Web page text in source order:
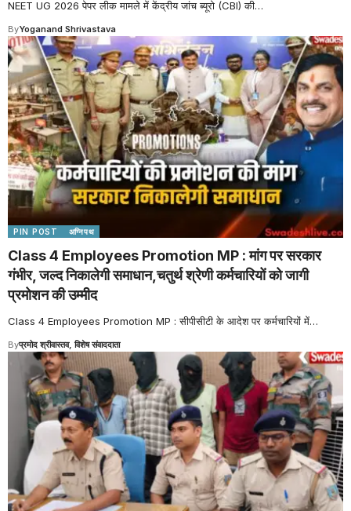
NEET UG 2026 पेपर लीक मामले में केंद्रीय जांच ब्यूरो (CBI) की…
ByYoganand Shrivastava
PIN POST अग्निपथ
Class 4 Employees Promotion MP : मांग पर सरकार
गंभीर, जल्द निकालेगी समाधान,चतुर्थ श्रेणी कर्मचारियों को जागी
प्रमोशन की उम्मीद
Class 4 Employees Promotion MP : सीपीसीटी के आदेश पर कर्मचारियों में…
Byप्रमोद श्रीवास्तव, विशेष संवाददाता